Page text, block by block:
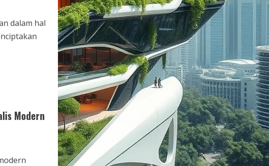
dalam hal
Modern